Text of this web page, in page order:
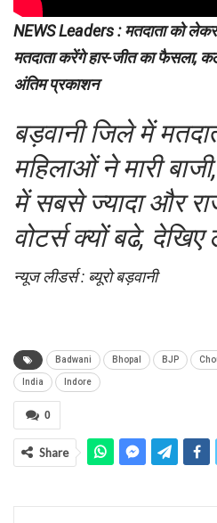
NEWS Leaders : मतदाता को
मतदाता करेंगे हार-जीत का फैसला,
अंतिम प्रकाशन
बड़वानी जिले में
महिलाओं ने मारी
में सबसे ज्यादा और
वोटर्स क्यों बढे, देखिए
न्यूज लीडर्स : ब्यूरो बड़वानी
Badwani Bhopal BJP
India Indore
0
Share